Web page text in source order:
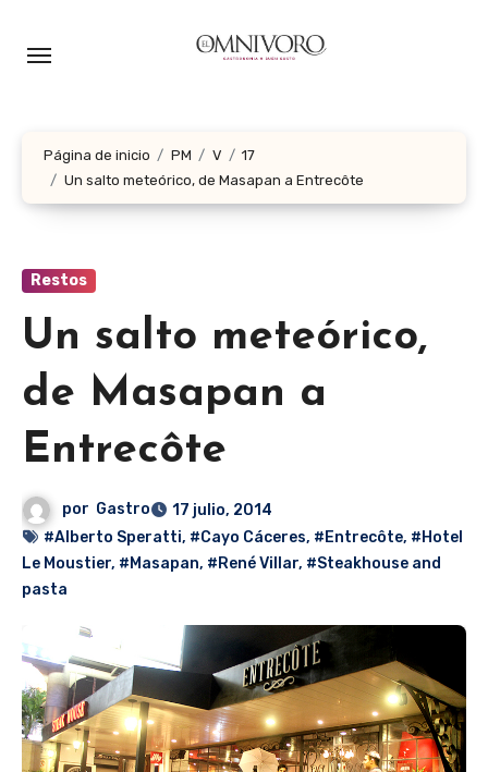
Página de inicio PM V
17
Un salto meteórico, de Masapan a Entrecôte
Restos
Un salto meteórico,
de Masapan a
Entrecôte
por Gastro
17 julio, 2014
#Alberto Speratti, #Cayo Cáceres, #Entrecôte, #Hotel
Le Moustier, #Masapan, #René Villar, #Steakhouse and
pasta